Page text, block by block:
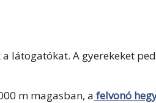
látogatókat. A gyerekeket
m magasban, a felvonó